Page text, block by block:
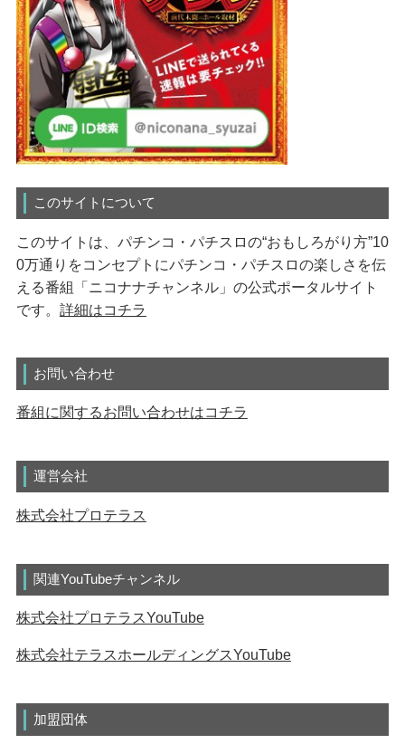
このサイトについて
このサイトは、パチンコ・パチスロの“おもしろがり方”10
0万通りをコンセプトにパチンコ・パチスロの楽しさを伝
える番組「ニコナナチャンネル」の公式ポータルサイト
です。 詳細はコチラ
お問い合わせ
番組に関するお問い合わせはコチラ
運営会社
株式会社プロテラス
関連YouTubeチャンネル
株式会社プロテラスYouTube
株式会社テラスホールディングスYouTube
加盟団体